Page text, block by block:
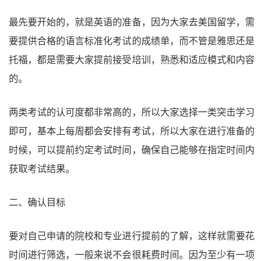
最先要开始的，就是英语的准备，因为大家去美国留学，需
要提供合格的语言标准化考试的成绩单，而不管是雅思还是
托福，都是需要大家提前接受培训，熟悉和适应模式和内容
的。
两类考试的认可度都非常高的，所以大家选择一类突击学习
即可，基本上每周都会安排有考试，所以大家在进行准备的
时候，可以提前约定考试时间，确保自己能够在指定时间内
获取考试结果。
二、确认目标
要对自己申请的院校和专业进行提前的了解，这样就需要花
时间进行筛选，一般来说不会很耗费时间。因为至少有一项